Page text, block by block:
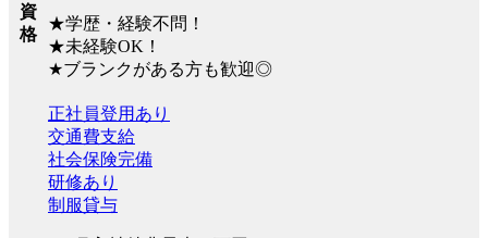
資
格
★学歴・経験不問！
★未経験OK！
★ブランクがある方も歓迎◎
正社員登用あり
交通費支給
社会保険完備
研修あり
制服貸与